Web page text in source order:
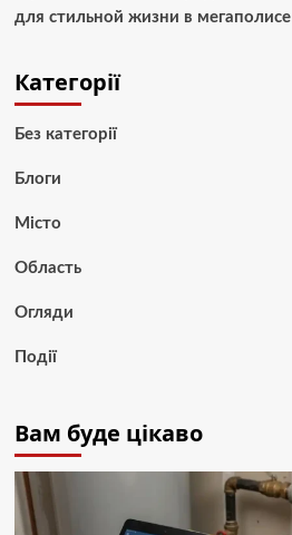
для стильной жизни в мегаполисе
Категорії
Без категорії
Блоги
Місто
Область
Огляди
Події
Вам буде цікаво